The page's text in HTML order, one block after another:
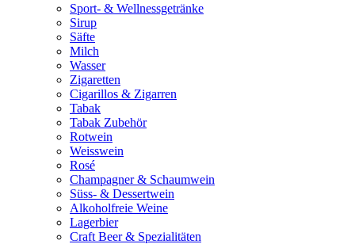
Sport- & Wellnessgetränke
Sirup
Säfte
Milch
Wasser
Zigaretten
Cigarillos & Zigarren
Tabak
Tabak Zubehör
Rotwein
Weisswein
Rosé
Champagner & Schaumwein
Süss- & Dessertwein
Alkoholfreie Weine
Lagerbier
Craft Beer & Spezialitäten